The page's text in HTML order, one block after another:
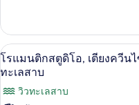
ทะเลสาบ
(Floor
4)
วิว
ทะเลสาบ
(Floor
4)
สตู
ดิโอ,
เตียง
ควีน
เกี่ยว
กับ
พา
โน
มิ
เปิด
ภาพถ่าย
ทั้งหมด
1
โรแมนติกสตูดิโอ, เตียงควีน
ทะเลสาบ
วิวทะเลสาบ